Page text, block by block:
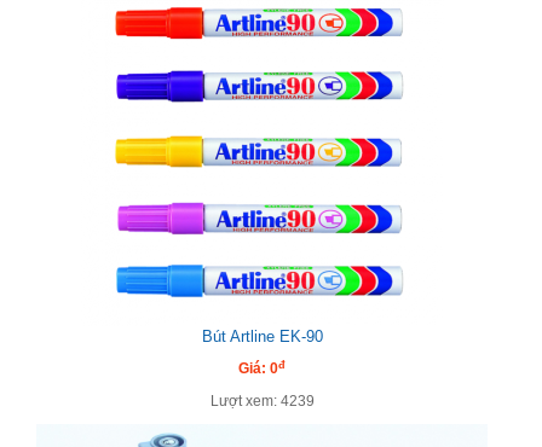
Bút Artline EK-90
Giá: 0đ
Lượt xem: 4239